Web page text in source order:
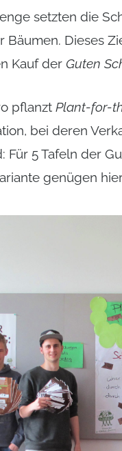
setzten die
Bäumen. Dieses
Kauf der Guten
pflanzt Plant-for-
bei deren
5 Tafeln der
genügen